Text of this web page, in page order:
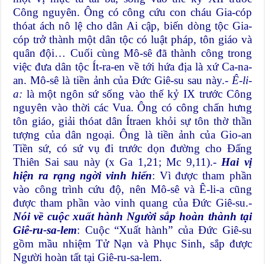
Công nguyên. Ông có công cứu con cháu Gia-cóp
thóat ách nô lệ cho dân Ai cập, biến dòng tộc Gia-
cóp trở thành một dân tộc có luật pháp, tôn giáo và
quân đội… Cuối cùng Mô-sê đã thành công trong
việc đưa dân tộc Ít-ra-en về tới hứa địa là xứ Ca-na-
an. Mô-sê là tiền ảnh của Đức Giê-su sau này.- Ê-li-
a:là một ngôn sứ sống vào thế kỷ IX trước Công
nguyên vào thời các Vua. Ông có công chấn hưng
tôn giáo, giải thóat dân Ítraen khỏi sự tôn thờ thần
tượng của dân ngoại. Ông là tiền ảnh của Gio-an
Tiền sứ, có sứ vụ đi trước dọn đường cho Đấng
Thiên Sai sau này (x Ga 1,21; Mc 9,11).- Hai vị
hiện ra rạng ngời vinh hiển: Vì được tham phần
vào công trình cứu độ, nên Mô-sê và Ê-li-a cũng
được tham phần vào vinh quang của Đức Giê-su.-
Nói về cuộc xuất hành Người sắp hoàn thành tại
Giê-ru-sa-lem: Cuộc “Xuất hành” của Đức Giê-su
gồm mầu nhiệm Tử Nạn và Phục Sinh, sắp được
Người hoàn tất tại Giê-ru-sa-lem.